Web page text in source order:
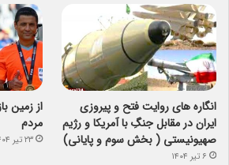
انگاره های روایت فتح و پیروزی
ایران در مقابل جنگِ با آمریکا و رژیم
صهیونیستی ( بخش سوم و پایانی)
۶ تیر ۱۴۰۴
از زمین
مردم
۲۳ تیر ۱۴۰۴